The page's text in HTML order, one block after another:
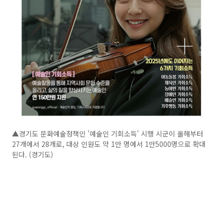
▲경기도 문화예술정책인 '예술인 기회소득' 시행 시군이 올해부터
27개에서 28개로, 대상 인원도 약 1만 명에서 1만5000명으로 확대
된다. (경기도)